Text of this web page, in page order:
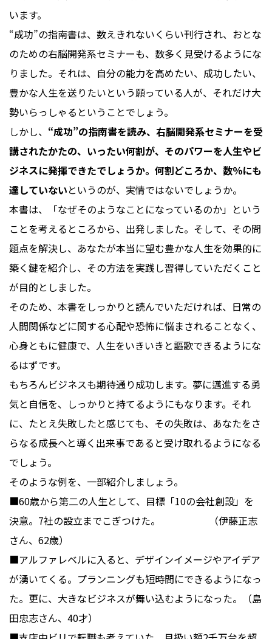
います。
“成功”の指南書は、数えきれないくらい刊行され、おとな
のための右脳開発系セミナーも、数多く見受けるようにな
りました。それは、自分の能力を高めたい、成功したい、
豊かな人生を送りたいという願っている人が、それだけ大
勢いらっしゃるということでしょう。
しかし、 “成功”の指南書を読み、右脳開発系セミナーを受
講されたかたの、いったい何割が、そのパワーを人生やビ
ジネスに発揮できたでしょうか。何割どころか、数％にも
達していないというのが、実情ではないでしょうか。
本書は、「なぜそのようなことになっているのか」という
ことを考えるところから、出発しました。そして、その問
題点を解決し、あなたが本当に望む豊かな人生を効果的に
築く鍵を紹介し、その方法を実践し習得していただくこと
が目的としました。
そのため、本書をしっかりと読んでいただければ、日常の
人間関係などに関する心配や恐怖に悩まされることなく、
心身ともに健康で、人生をいきいきと謳歌できるようにな
るはずです。
もちろんビジネスも期待通り成功します。夢に邁進する勇
気と自信を、しっかりと持てるようにもなります。それ
に、たとえ失敗したと感じても、その失敗は、あなたをさ
らなる成長へと導く出来事であると受け取れるようになる
でしょう。
そのような例を、一部紹介しましょう。
■60歳から第二の人生として、目標「10の会社創設」を
決意。7社の設立までこぎつけた。 （伊藤正志
さん、62歳）
■アルファレベルに入ると、デザインイメージやアイデア
が湧いてくる。プランニングも短時間にできるようになっ
た。更に、大きなビジネスが舞い込むようになった。（島
田忠志さん、40才）